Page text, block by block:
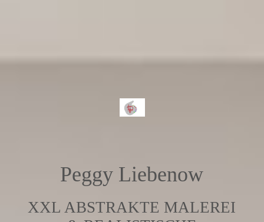
Peggy Liebenow
XXL ABSTRAKTE MALEREI